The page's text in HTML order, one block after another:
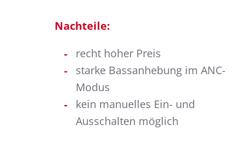
Nachteile:
recht hoher Preis
starke Bassanhebung im ANC-
Modus
kein manuelles Ein- und
Ausschalten möglich